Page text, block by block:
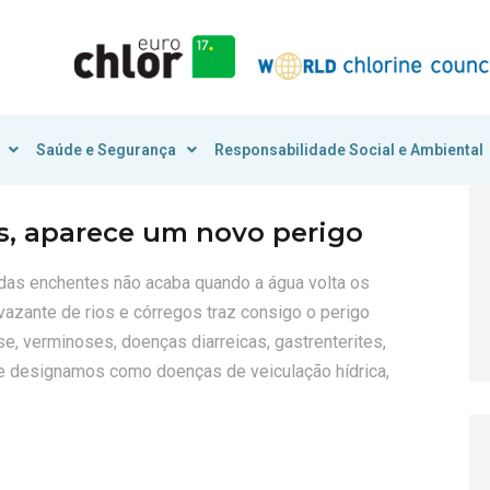
Saúde e Segurança Responsabilidade Social e Ambiental
aparece um novo perigo
enchentes não acaba quando a água volta os
de rios e córregos traz consigo o perigo
verminoses, doenças diarreicas, gastrenterites,
como doenças de veiculação hídrica,